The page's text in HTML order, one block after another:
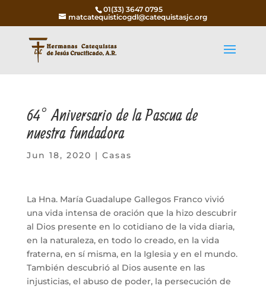
01(33) 3647 0795
matcatequisticogdl@catequistasjc.org
64° Aniversario de la Pascua de
nuestra fundadora
Jun 18, 2020 | Casas
La Hna. María Guadalupe Gallegos Franco vivió
una vida intensa de oración que la hizo descubrir
al Dios presente en lo cotidiano de la vida diaria,
en la naturaleza, en todo lo creado, en la vida
fraterna, en sí misma, en la Iglesia y en el mundo.
También descubrió al Dios ausente en las
injusticias, el abuso de poder, la persecución de